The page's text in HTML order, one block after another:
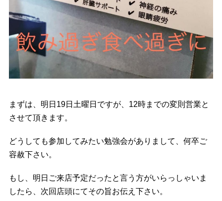
まずは、明日19日土曜日ですが、12時までの変則営業と
させて頂きます。
どうしても参加してみたい勉強会がありまして、何卒ご
容赦下さい。
もし、明日ご来店予定だったと言う方がいらっしゃいま
したら、次回店頭にてその旨お伝え下さい。